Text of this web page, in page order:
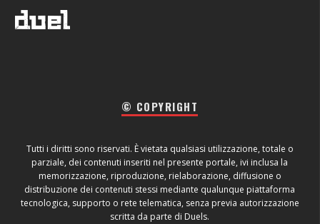
© COPYRIGHT
Tutti i diritti sono riservati. È vietata qualsiasi utilizzazione, totale o
parziale, dei contenuti inseriti nel presente portale, ivi inclusa la
memorizzazione, riproduzione, rielaborazione, diffusione o
distribuzione dei contenuti stessi mediante qualunque piattaforma
tecnologica, supporto o rete telematica, senza previa autorizzazione
scritta da parte di Duels.